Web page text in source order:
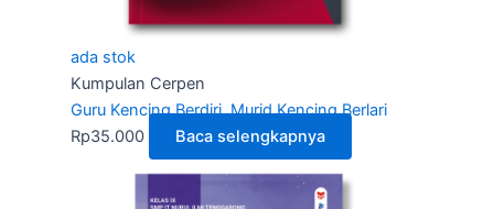
ada stok
Kumpulan Cerpen
Guru Kencing Berdiri, Murid Kencing Berlari
Rp35.000 Baca selengkapnya